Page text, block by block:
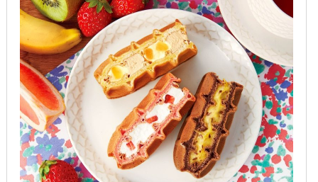
2021年9月
2021年6月
2021年4月
2020年11月
2020年8月
2020年4月